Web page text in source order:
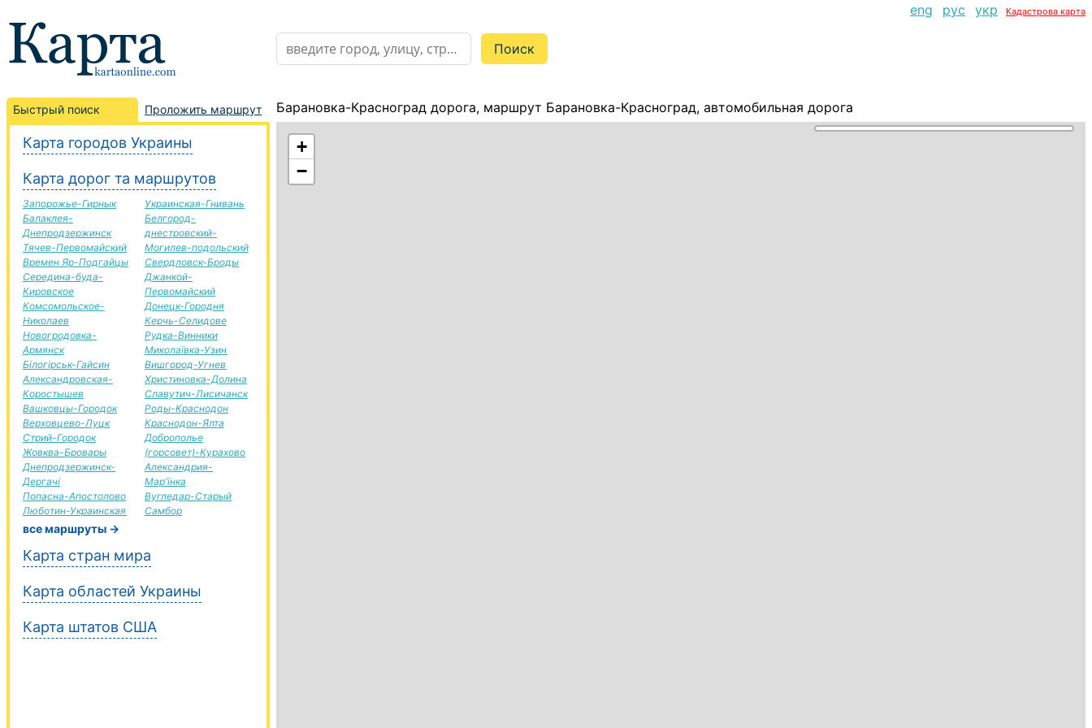
eng рус укр Кадастрова карта
Быстрый поиск Проложить маршрут
Карта городов Украины
Карта дорог та маршрутов
Запорожье-Гирнык
Балаклея-
Днепродзержинск
Тячев-Первомайский
Времен Яр-Подгайцы
Середина-буда-
Кировское
Комсомольское-
Николаев
Новогродовка-
Армянск
Білогірськ-Гайсин
Александровская-
Коростышев
Вашковцы-Городок
Верховцево-Луцк
Стрий-Городок
Жовква-Бровары
Днепродзержинск-
Дергачі
Попасна-Апостолово
Люботин-Украинская
Украинская-Гнивань
Белгород-
днестровский-
Могилев-подольский
Свердловск-Броды
Джанкой-
Первомайский
Донецк-Городня
Керчь-Селидове
Рудка-Винники
Миколаївка-Узин
Вишгород-Угнев
Христиновка-Долина
Славутич-Лисичанск
Роды-Краснодон
Краснодон-Ялта
Доброполье
(горсовет)-Курахово
Александрия-
Мар'їнка
Вугледар-Старый
Самбор
все маршруты →
Карта стран мира
Карта областей Украины
Карта штатов США
Барановка-Красноград дорога, маршрут Барановка-Красноград, автомобильная дорога
+
−